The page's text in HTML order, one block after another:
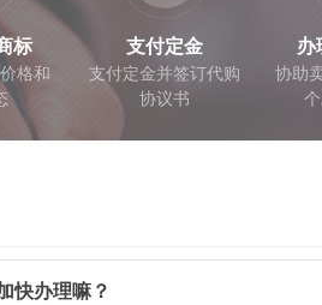
标
格和
支付定金
支付定金并签订代购
协议书
办
协助
快办理嘛？